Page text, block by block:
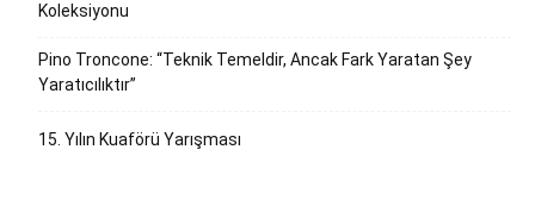
Koleksiyonu
Pino Troncone: “Teknik Temeldir, Ancak Fark Yaratan Şey
Yaratıcılıktır”
15. Yılın Kuaförü Yarışması